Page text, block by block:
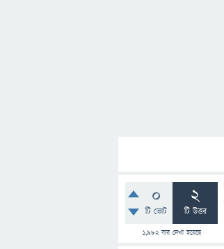
0
টি ভোট
2
টি উত্তর
1,982বার দেখা হয়েছে